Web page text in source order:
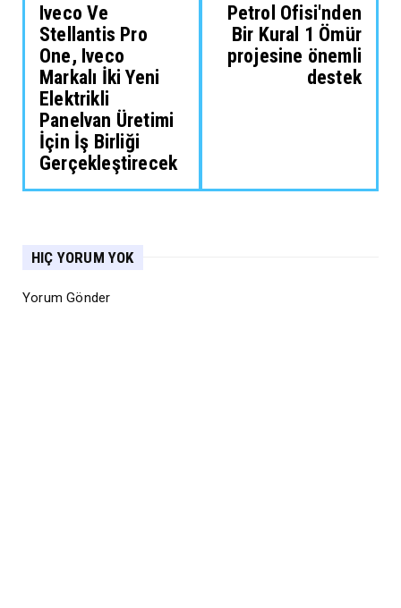
Iveco Ve
Stellantis Pro
One, Iveco
Markalı İki Yeni
Elektrikli
Panelvan Üretimi
İçin İş Birliği
Gerçekleştirecek
Petrol Ofisi'nden
Bir Kural 1 Ömür
projesine önemli
destek
HIÇ YORUM YOK
Yorum Gönder